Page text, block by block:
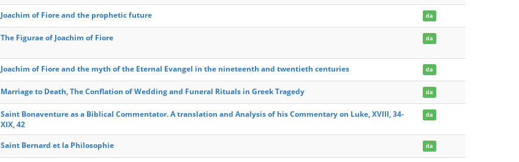
Joachim of Fiore and the prophetic future da
The Figurae of Joachim of Fiore da
Joachim of Fiore and the myth of the Eternal Evangel in the nineteenth and twentieth centuries da
Marriage to Death, The Conflation of Wedding and Funeral Rituals in Greek Tragedy da
Saint Bonaventure as a Biblical Commentator. A translation and Analysis of his Commentary on Luke, XVIII, 34-
XIX, 42
da
Saint Bernard et la Philosophie da